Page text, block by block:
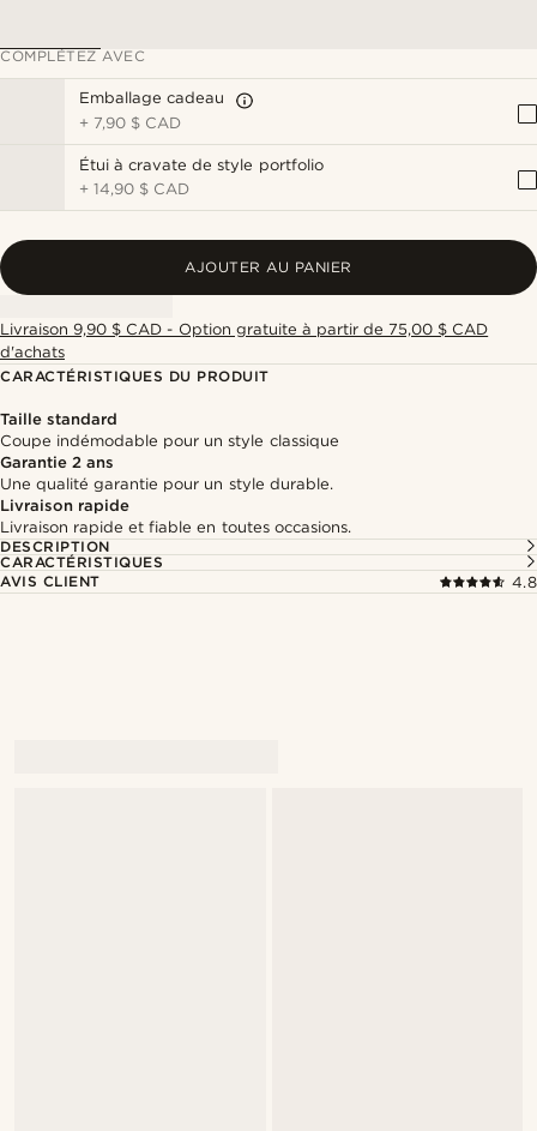
COMPLÉTEZ AVEC
Emballage cadeau
+ 7,90 $ CAD
Étui à cravate de style portfolio
+14,90 $ CAD
AJOUTER AU PANIER
Livraison 9,90 $ CAD - Option gratuite à partir de 75,00 $ CAD
d'achats
CARACTÉRISTIQUES DU PRODUIT
Taille standard
Coupe indémodable pour un style classique
Garantie 2 ans
Une qualité garantie pour un style durable.
Livraison rapide
Livraison rapide et fiable en toutes occasions.
DESCRIPTION
CARACTÉRISTIQUES
AVIS CLIENT
4.8